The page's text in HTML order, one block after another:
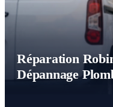
Réparation
Dépannage